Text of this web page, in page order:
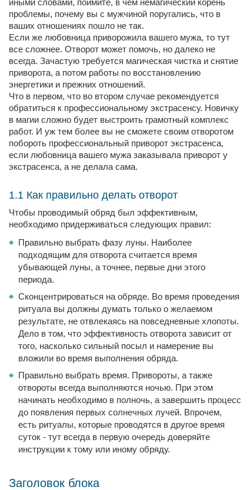
иными словами, поймите, в чем немагический корень
проблемы, почему вы с мужчиной поругались, что в
ваших отношениях пошло не так.
Если же любовница приворожила вашего мужа, то тут
все сложнее. Отворот может помочь, но далеко не
всегда. Зачастую требуется магическая чистка и снятие
приворота, а потом работы по восстановлению
энергетики и прежних отношений.
Что в первом, что во втором случае рекомендуется
обратиться к профессиональному экстрасенсу. Новичку
в магии сложно будет выстроить грамотный комплекс
работ. И уж тем более вы не сможете своим отворотом
побороть профессиональный приворот экстрасенса,
если любовница вашего мужа заказывала приворот у
экстрасенса, а не делала сама.
1.1 Как правильно делать отворот
Чтобы проводимый обряд был эффективным,
необходимо придерживаться следующих правил:
Правильно выбрать фазу луны. Наиболее
подходящим для отворота считается время
убывающей луны, а точнее, первые дни этого
периода.
Сконцентрироваться на обряде. Во время проведения
ритуала вы должны думать только о желаемом
результате, не отвлекаясь на повседневные хлопоты.
Дело в том, что эффективность отворота зависит от
того, насколько сильный посыл и намерение вы
вложили во время выполнения обряда.
Правильно выбрать время. Привороты, а также
отвороты всегда выполняются ночью. При этом
начинать необходимо в полночь, а завершить процесс
до появления первых солнечных лучей. Впрочем,
есть ритуалы, которые проводятся в другое время
суток - тут всегда в первую очередь доверяйте
инструкции к тому или иному обряду.
Заголовок блока